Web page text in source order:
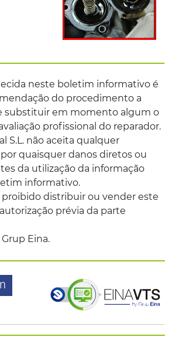
neste boletim informativo é
do procedimento a
substituir em momento algum o
profissional do reparador.
S.L. não aceita qualquer
quaisquer danos diretos ou
da utilização da informação
informativo.
distribuir ou vender este
prévia da parte
Eina.